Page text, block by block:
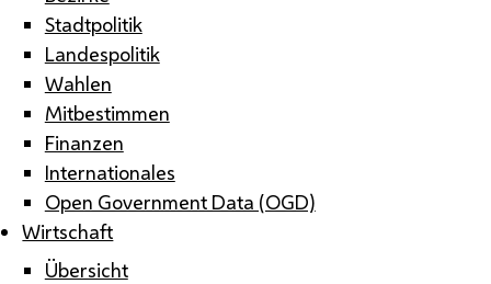
Stadtpolitik
Landespolitik
Wahlen
Mitbestimmen
Finanzen
Internationales
Open Government Data (OGD)
Wirtschaft
Übersicht